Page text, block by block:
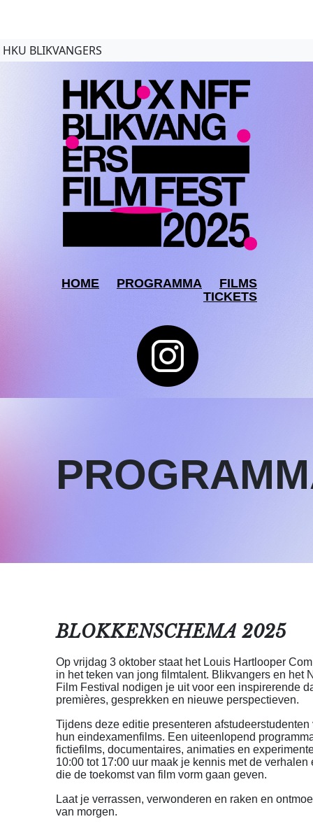
HKU BLIKVANGERS
HOME PROGRAMMA
FILMS
TICKETS
BLOKKENSCHEMA 2025
Op vrijdag 3 oktober staat het Louis Hartlooper
in het teken van jong filmtalent. Blikvangers en het
Film Festival nodigen je uit voor een inspirerende
premières, gesprekken en nieuwe perspectieven.
Tijdens deze editie presenteren
hun eindexamenfilms. Een uiteenlopend
fictiefilms, documentaires, animaties en
10:00 tot 17:00 uur maak je kennis met de verhalen
die de toekomst van film vorm gaan geven.
Laat je verrassen, verwonderen en raken en
van morgen.